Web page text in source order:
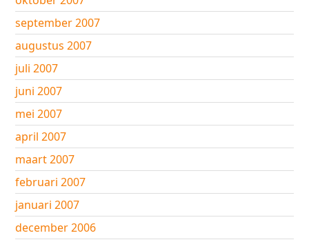
september 2007
augustus 2007
juli 2007
juni 2007
mei 2007
april 2007
maart 2007
februari 2007
januari 2007
december 2006